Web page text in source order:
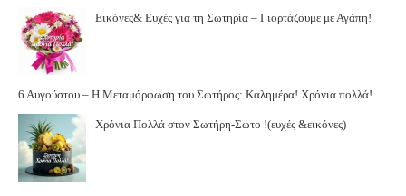
Εικόνες& Ευχές για τη Σωτηρία – Γιορτάζουμε με Αγάπη!
6 Αυγούστου – Η Μεταμόρφωση του Σωτήρος: Καλημέρα! Χρόνια πολλά!
Χρόνια Πολλά στον Σωτήρη-Σώτο !(ευχές &εικόνες)